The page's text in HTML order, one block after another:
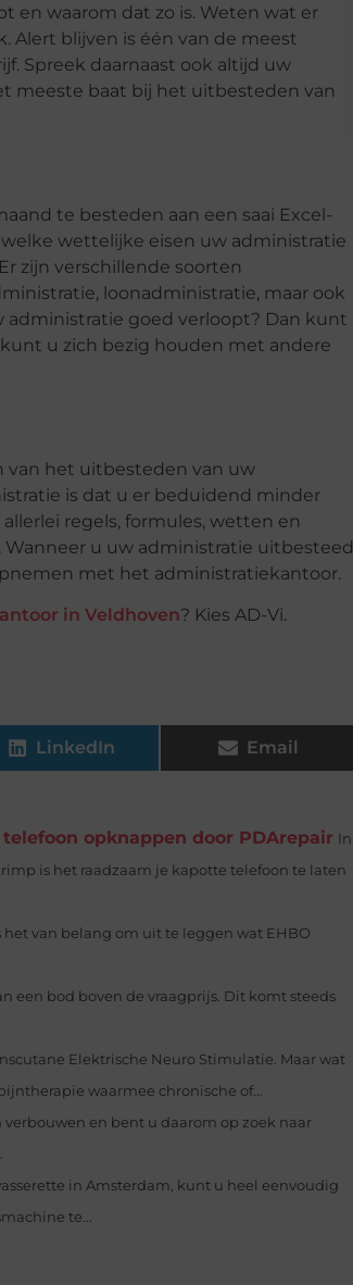
en waarom dat zo is. Weten wat er
Alert blijven is één van de meest
Spreek daarnaast ook altijd uw
meeste baat bij het uitbesteden van
te besteden aan een saai Excel-
wettelijke eisen uw administratie
zijn verschillende soorten
loonadministratie, maar ook
goed verloopt? Dan kunt
u zich bezig houden met andere
van het uitbesteden van uw
is dat u er beduidend minder
regels, formules, wetten en
u uw administratie uitbesteed
met het administratiekantoor.
in Veldhoven? Kies AD-Vi.
LinkedIn Email
opknappen door PDArepair In
is het raadzaam je kapotte telefoon te laten
het van belang om uit te leggen wat EHBO
een bod boven de vraagprijs. Dit komt steeds
Elektrische Neuro Stimulatie. Maar wat
waarmee chronische of...
verbouwen en bent u daarom op zoek naar
in Amsterdam, kunt u heel eenvoudig
te...